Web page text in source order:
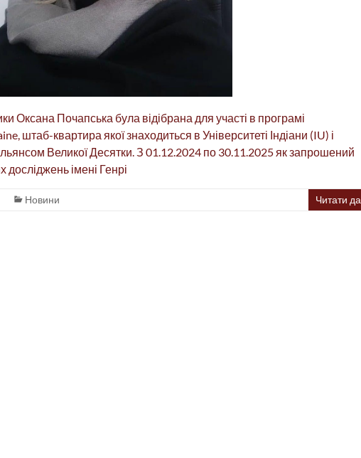
Оксана Почапська була відібрана для участі в програмі
штаб-квартира якої знаходиться в Університеті Індіани (IU) і
Великої Десятки. З 01.12.2024 по 30.11.2025 як запрошений
імені Генрі
Новини Читати